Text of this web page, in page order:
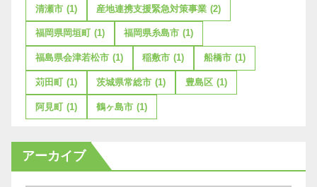
清瀬市 (1) 産地連携支援緊急対策事業 (2)
福岡県岡垣町 (1) 福岡県糸島市 (1)
福島県会津若松市 (1) 稲敷市 (1) 船橋市 (1)
苅田町 (1) 茨城県常総市 (1) 豊島区 (1)
阿見町 (1) 鶴ヶ島市 (1)
アーカイブ